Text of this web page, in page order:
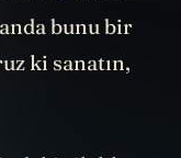
bunu bir
ki sanatın,